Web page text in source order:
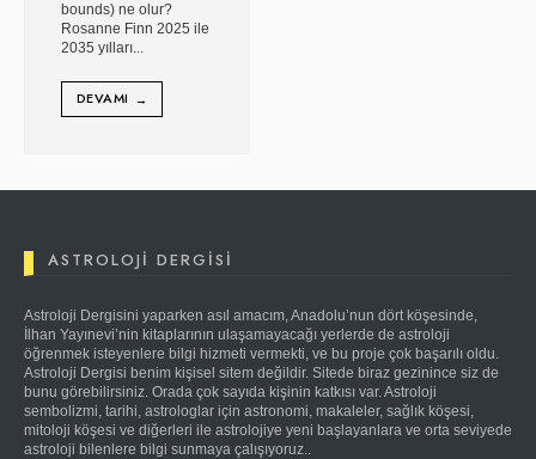
bounds) ne olur?
Rosanne Finn 2025 ile
2035 yılları...
DEVAMI →
ASTROLOJI DERGISI
Astroloji Dergisini yaparken asıl amacım, Anadolu’nun dört köşesinde,
İlhan Yayınevi’nin kitaplarının ulaşamayacağı yerlerde de astroloji
öğrenmek isteyenlere bilgi hizmeti vermekti, ve bu proje çok başarılı oldu.
Astroloji Dergisi benim kişisel sitem değildir. Sitede biraz gezinince siz de
bunu görebilirsiniz. Orada çok sayıda kişinin katkısı var. Astroloji
sembolizmi, tarihi, astrologlar için astronomi, makaleler, sağlık köşesi,
mitoloji köşesi ve diğerleri ile astrolojiye yeni başlayanlara ve orta seviyede
astroloji bilenlere bilgi sunmaya çalışıyoruz..